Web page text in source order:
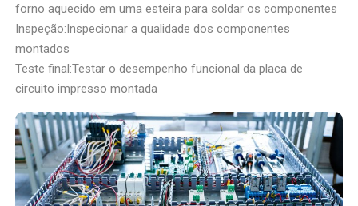
forno aquecido em uma esteira para soldar os componentes
Inspeção:Inspecionar a qualidade dos componentes
montados
Teste final:Testar o desempenho funcional da placa de
circuito impresso montada